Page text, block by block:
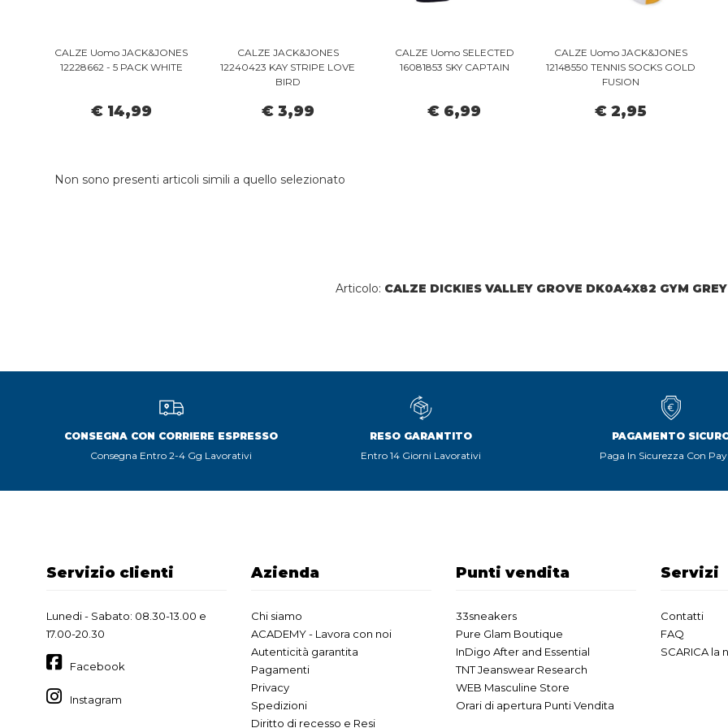
CALZE Uomo JACK&JONES
12228662 - 5 PACK WHITE
€ 14,99
CALZE JACK&JONES
12240423 KAY STRIPE LOVE
BIRD
€ 3,99
CALZE Uomo SELECTED
16081853 SKY CAPTAIN
€ 6,99
CALZE Uomo JACK&JONES
12148550 TENNIS SOCKS GOLD
FUSION
€ 2,95
Non sono presenti articoli simili a quello selezionato
Articolo: CALZE DICKIES VALLEY GROVE DK0A4X82 GYM
CONSEGNA CON CORRIERE ESPRESSO
Consegna Entro 2-4 Gg Lavorativi
RESO GARANTITO
Entro 14 Giorni Lavorativi
PAGAMENTO
Paga In Sicurezza Con
Servizio clienti
Lunedi - Sabato: 08.30-13.00 e
17.00-20.30
Facebook
Instagram
Azienda
Chi siamo
ACADEMY - Lavora con noi
Autenticità garantita
Pagamenti
Privacy
Spedizioni
Diritto di recesso e Resi
Punti vendita
33sneakers
Pure Glam Boutique
InDigo After and Essential
TNT Jeanswear Research
WEB Masculine Store
Orari di apertura Punti Vendita
Servizi
Contatti
FAQ
SCARICA la